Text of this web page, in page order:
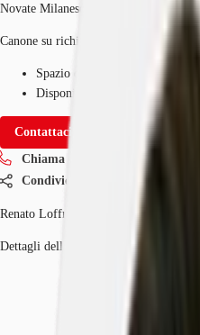
Novate Milanese, 20026
Canone su richiesta
Spazio disponibile
10.000 m²
Disponibilità
12 mesi dalla
Contattaci
Chiama ora
Condividi
Renato Loffredo
Dettagli dell'agente